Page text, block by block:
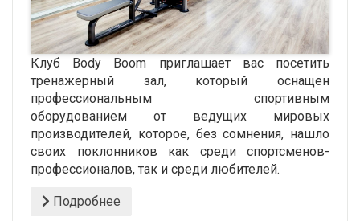
Клуб Body Boom приглашает вас посетить
тренажерный зал, который оснащен
профессиональным спортивным
оборудованием от ведущих мировых
производителей, которое, без сомнения, нашло
своих поклонников как среди спортсменов-
профессионалов, так и среди любителей.
Подробнее